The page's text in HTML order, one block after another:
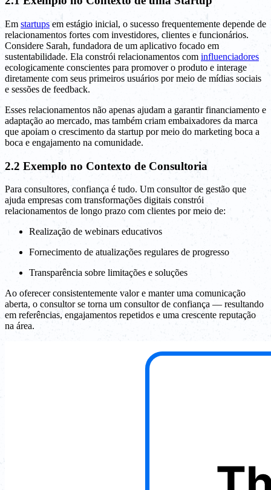
Em startups em estágio inicial, o sucesso frequentemente depende de
relacionamentos fortes com investidores, clientes e funcionários.
Considere Sarah, fundadora de um aplicativo focado em
sustentabilidade. Ela constrói relacionamentos com influenciadores
ecologicamente conscientes para promover o produto e interage
diretamente com seus primeiros usuários por meio de mídias sociais
e sessões de feedback.
Esses relacionamentos não apenas ajudam a garantir financiamento e
adaptação ao mercado, mas também criam embaixadores da marca
que apoiam o crescimento da startup por meio do marketing boca a
boca e engajamento na comunidade.
2.2 Exemplo no Contexto de Consultoria
Para consultores, confiança é tudo. Um consultor de gestão que
ajuda empresas com transformações digitais constrói
relacionamentos de longo prazo com clientes por meio de:
Realização de webinars educativos
Fornecimento de atualizações regulares de progresso
Transparência sobre limitações e soluções
Ao oferecer consistentemente valor e manter uma comunicação
aberta, o consultor se torna um consultor de confiança — resultando
em referências, engajamentos repetidos e uma crescente reputação
na área.